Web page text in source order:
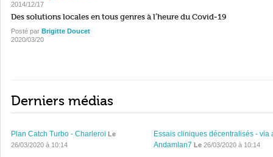
2014/12/17
Des solutions locales en tous genres à l’heure du Covid-19
Posté par Brigitte Doucet
2020/03/20
Derniers médias
Plan Catch Turbo - Charleroi Le
26/03/2020 à 10:14
Essais cliniques décentralisés - via
Andamlan7 Le26/03/2020 à 10:14